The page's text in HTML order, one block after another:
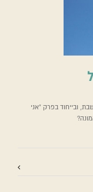
ובייחוד בפרק "אני